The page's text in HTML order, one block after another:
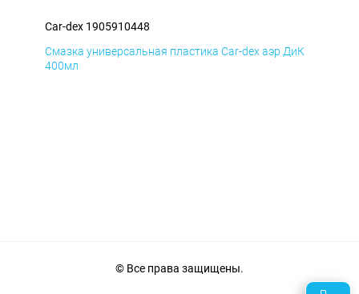
Car-dex 1905910448
Смазка универсальная пластика Car-dex аэр ДиК
400мл
© Все права защищены.